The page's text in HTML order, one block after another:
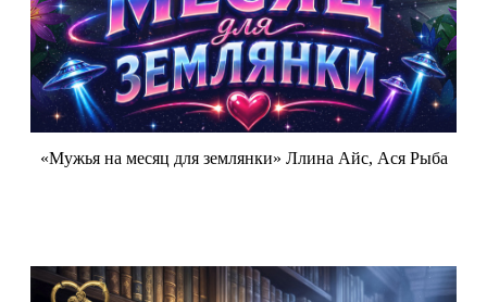
«Мужья на месяц для землянки» Ллина Айс, Ася Рыба